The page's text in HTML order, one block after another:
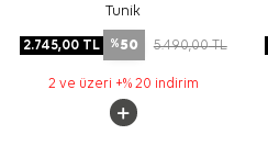
Tunik
2.745,00TL %50 5.490,00TL
2 ve üzeri +% 20 indirim